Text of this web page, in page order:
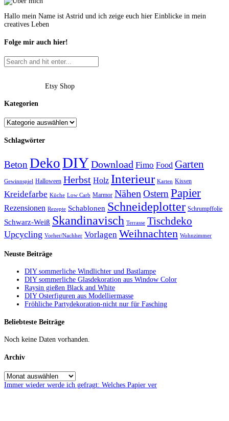
Hallo mein Name ist Astrid und ich zeige euch hier Einblicke in mein
creatives Leben
Folge mir auch hier!
Etsy Shop
Kategorien
Schlagwörter
Beton DekoDIYDownload Fimo Food Garten
Gewinnspiel Halloween Herbst Holz Interieur Karten Kissen
Kreidefarbe Küche Low Carb Marmor Nähen Ostern Papier
Rezensionen Rezepte Schablonen Schneideplotter Schrumpffolie
Schwarz-Weiß Skandinavisch Terrasse Tischdeko
Upcycling Vorher/Nachher Vorlagen Weihnachten Wohnzimmer
Neuste Beiträge
DIY sommerliche Windlichter und Bastlampe
DIY sommerliche Glasdekoration aus Window Color
Raysin gießen Black and White
DIY Osterfiguren aus Modelliermasse
Fröhliche Partydekoration-nicht nur für Fasching
Beliebteste Beiträge
Noch keine Daten vorhanden.
Archiv
Immer wieder werde ich gefragt: Welches Papier ver